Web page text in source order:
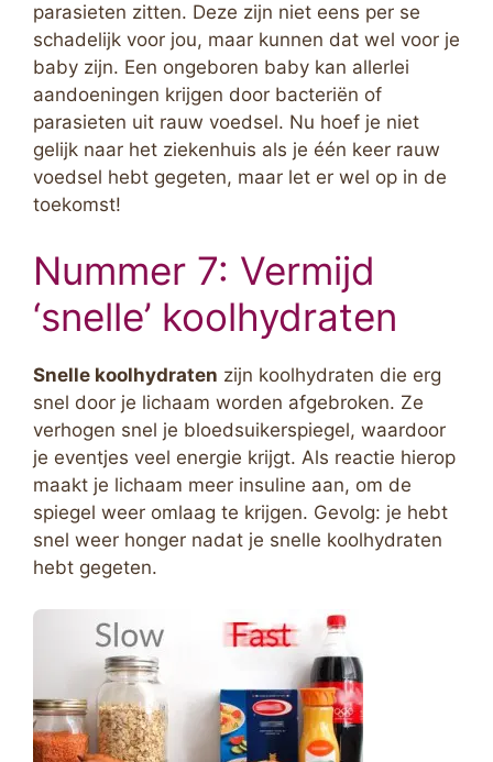
parasieten zitten. Deze zijn niet eens per se
schadelijk voor jou, maar kunnen dat wel voor je
baby zijn. Een ongeboren baby kan allerlei
aandoeningen krijgen door bacteriën of
parasieten uit rauw voedsel. Nu hoef je niet
gelijk naar het ziekenhuis als je één keer rauw
voedsel hebt gegeten, maar let er wel op in de
toekomst!
Nummer 7: Vermijd
‘snelle’ koolhydraten
Snelle koolhydraten zijn koolhydraten die erg
snel door je lichaam worden afgebroken. Ze
verhogen snel je bloedsuikerspiegel, waardoor
je eventjes veel energie krijgt. Als reactie hierop
maakt je lichaam meer insuline aan, om de
spiegel weer omlaag te krijgen. Gevolg: je hebt
snel weer honger nadat je snelle koolhydraten
hebt gegeten.